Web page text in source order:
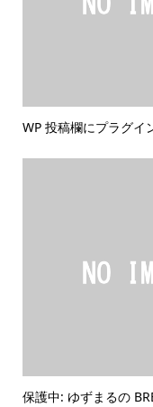
WP 投稿欄にプラグイ
保護中: ゆずまるの